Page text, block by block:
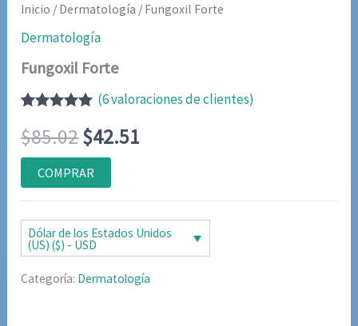
Inicio / Dermatología / Fungoxil Forte
Dermatología
Fungoxil Forte
con5.00de
5 en base a
valoraciones
de clientes
(6valoraciones de clientes)
$85.02El
precio
original
era:
$85.02.
$42.51
actual
es:
$42.51.
COMPRAR
Dólar de los Estados Unidos
(US) ($) - USD
Categoría: Dermatología